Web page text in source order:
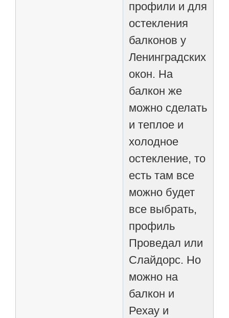
профили и для
остекления
балконов у
Ленинградских
окон. На
балкон же
можно сделать
и теплое и
холодное
остекление, то
есть там все
можно будет
все выбрать,
профиль
Проведал или
Слайдорс. Но
можно на
балкон и
Рехау и